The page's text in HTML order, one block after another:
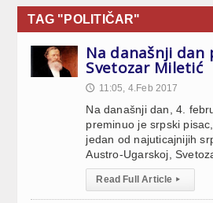
TAG "POLITIČAR"
Na današnji dan
Svetozar Miletić
🕔 11:05, 4.Feb 2017
Na današnji dan, 4.
preminuo je srpski
jedan od najuticajnijih
Austro-Ugarskoj,
Read Full Article ▸